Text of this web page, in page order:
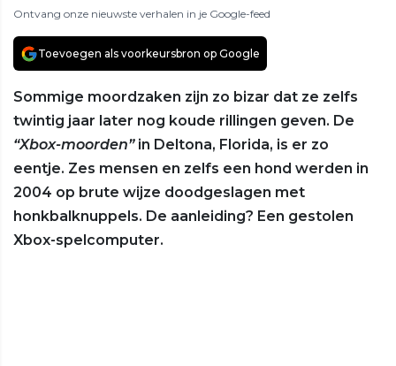
Ontvang onze nieuwste verhalen in je Google-feed
Toevoegen als voorkeursbron op Google
Sommige moordzaken zijn zo bizar dat ze zelfs
twintig jaar later nog koude rillingen geven. De
“Xbox-moorden”in Deltona, Florida, is er zo
eentje. Zes mensen en zelfs een hond werden in
2004 op brute wijze doodgeslagen met
honkbalknuppels. De aanleiding? Een gestolen
Xbox-spelcomputer.